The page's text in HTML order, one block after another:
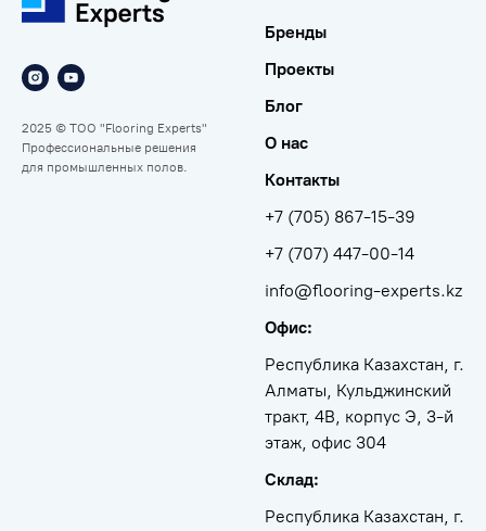
2025 © ТОО "Flooring Experts"
Профессиональные решения
для промышленных полов.
Бренды
Проекты
Блог
О нас
Контакты
+7 (705) 867-15-39
+7 (707) 447-00-14
info@flooring-experts.kz
Офис:
Республика Казахстан, г.
Алматы, Кульджинский
тракт, 4В, корпус Э, 3-й
этаж, офис 304
Склад:
Республика Казахстан, г.